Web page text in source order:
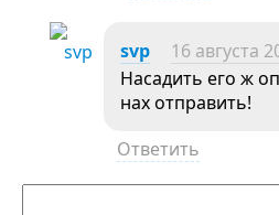
svp 16 августа
Насадить его ж
нах отправить!
Ответить